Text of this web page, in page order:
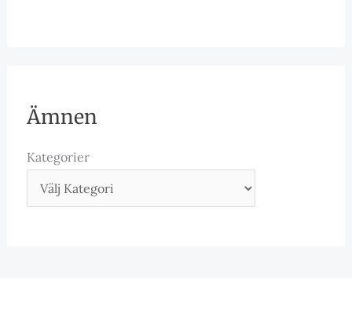
Ämnen
Kategorier